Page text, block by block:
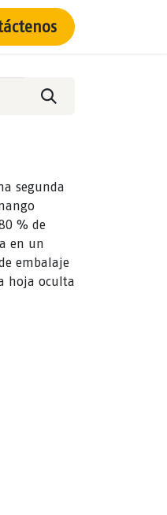
segunda
% de
en un
embalaje
hoja oculta